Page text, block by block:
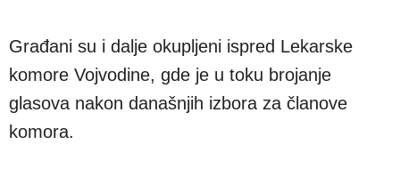
Građani su i dalje okupljeni ispred Lekarske
komore Vojvodine, gde je u toku brojanje
glasova nakon današnjih izbora za članove
komora.